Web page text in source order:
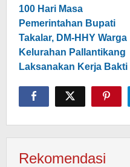
pos
100 Hari Masa
Pemerintahan Bupati
Takalar, DM-HHY Warga
Kelurahan Pallantikang
Laksanakan Kerja Bakti
Rekomendasi